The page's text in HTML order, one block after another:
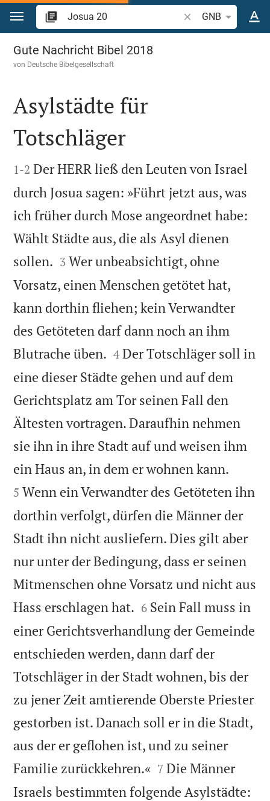
Zum Inhalt springen
Bibelstelle oder
GNB
Josua 20
Gute Nachricht Bibel 2018
von Deutsche Bibelgesellschaft

Asylstädte für
Totschläger

1-2 Der HERR ließ den Leuten von Israel
durch Josua sagen: »Führt jetzt aus, was
ich früher durch Mose angeordnet habe:
Wählt Städte aus, die als Asyl dienen
sollen. 

3 Wer unbeabsichtigt, ohne
Vorsatz, einen Menschen getötet hat,
kann dorthin fliehen; kein Verwandter
des Getöteten darf dann noch an ihm
Blutrache üben. 

4 Der Totschläger soll in
eine dieser Städte gehen und auf dem
Gerichtsplatz am Tor seinen Fall den
Ältesten vortragen. Daraufhin nehmen
sie ihn in ihre Stadt auf und weisen ihm
ein Haus an, in dem er wohnen kann.
5 Wenn ein Verwandter des Getöteten ihn
dorthin verfolgt, dürfen die Männer der
Stadt ihn nicht ausliefern. Dies gilt aber
nur unter der Bedingung, dass er seinen
Mitmenschen ohne Vorsatz und nicht aus
Hass erschlagen hat. 

6 Sein Fall muss in
einer Gerichtsverhandlung der Gemeinde
entschieden werden, dann darf der
Totschläger in der Stadt wohnen, bis der
zu jener Zeit amtierende Oberste Priester
gestorben ist. Danach soll er in die Stadt,
aus der er geflohen ist, und zu seiner
Familie zurückkehren.« 

7 Die Männer
Israels bestimmten folgende Asylstädte: